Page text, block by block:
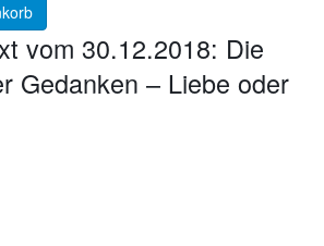
vom 30.12.2018: Die
Gedanken – Liebe oder